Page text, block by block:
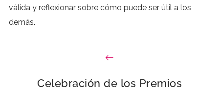
válida y reflexionar sobre cómo puede ser útil a los
demás.
Celebración de los Premios